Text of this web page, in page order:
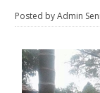
Posted by Admin